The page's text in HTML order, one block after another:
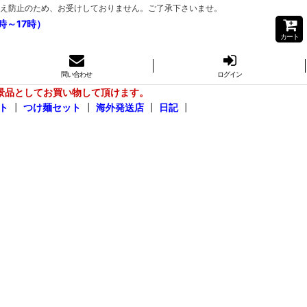
止のため、お受けしておりません。ご了承下さいませ。
～17時）
カート
問い合わせ ログイン
としてお買い物して頂けます。
つけ麺セット 海外発送店 日記┃